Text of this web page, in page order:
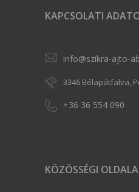
KAPCSOLATI
info@szikra-ajto-
3346 Bélapátfalva,
+36 36 554 090
KÖZÖSSÉGI